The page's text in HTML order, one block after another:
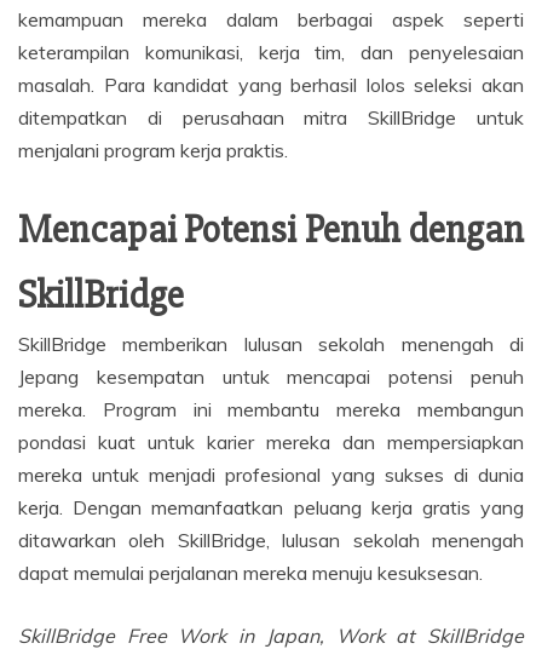
kemampuan mereka dalam berbagai aspek seperti
keterampilan komunikasi, kerja tim, dan penyelesaian
masalah. Para kandidat yang berhasil lolos seleksi akan
ditempatkan di perusahaan mitra SkillBridge untuk
menjalani program kerja praktis.
Mencapai Potensi Penuh dengan
SkillBridge
SkillBridge memberikan lulusan sekolah menengah di
Jepang kesempatan untuk mencapai potensi penuh
mereka. Program ini membantu mereka membangun
pondasi kuat untuk karier mereka dan mempersiapkan
mereka untuk menjadi profesional yang sukses di dunia
kerja. Dengan memanfaatkan peluang kerja gratis yang
ditawarkan oleh SkillBridge, lulusan sekolah menengah
dapat memulai perjalanan mereka menuju kesuksesan.
SkillBridge Free Work in Japan, Work at SkillBridge